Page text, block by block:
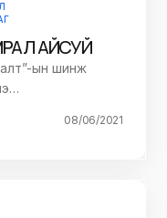
АЙСУЙ
ын шинж
08/06/2021